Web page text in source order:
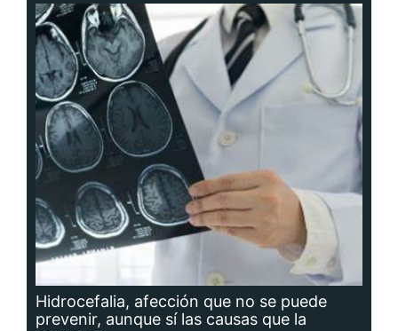
Hidrocefalia, afección que no se puede
prevenir, aunque sí las causas que la
producen